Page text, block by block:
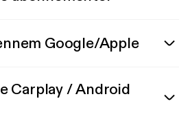
Google/Apple
Carplay / Android